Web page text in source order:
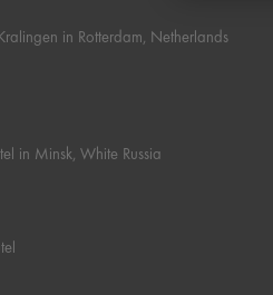
in Rotterdam, Netherlands
in Minsk, White Russia